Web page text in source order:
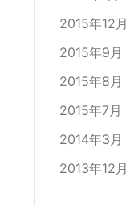
2015年12月
2015年9月
2015年8月
2015年7月
2014年3月
2013年12月